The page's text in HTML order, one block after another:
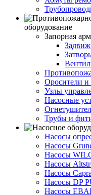
оборудование
Запорная
Оросители и
Узлы
Насосные
Трубы и
Насосы
Насосы
Насосы
Насосы
Насосы
Насосы DP
Насосы